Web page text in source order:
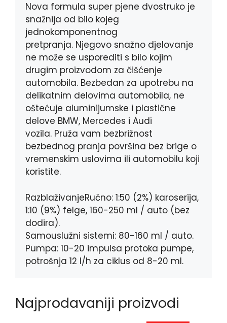
Nova formula super pjene dvostruko je
snažnija od bilo kojeg
jednokomponentnog
pretpranja. Njegovo snažno djelovanje
ne može se usporediti s bilo kojim
drugim proizvodom za čišćenje
automobila. Bezbedan za upotrebu na
delikatnim delovima automobila, ne
oštećuje aluminijumske i plastične
delove BMW, Mercedes i Audi
vozila. Pruža vam bezbrižnost
bezbednog pranja površina bez brige o
vremenskim uslovima ili automobilu koji
koristite.
RazblaživanjeRučno: 1:50 (2%) karoserija,
1:10 (9%) felge, 160-250 ml / auto (bez
dodira).
Samouslužni sistemi: 80-160 ml / auto.
Pumpa: 10-20 impulsa protoka pumpe,
potrošnja 12 l/h za ciklus od 8-20 ml.
Najprodavaniji proizvodi